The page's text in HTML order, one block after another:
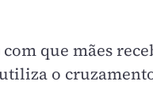
que mães
o